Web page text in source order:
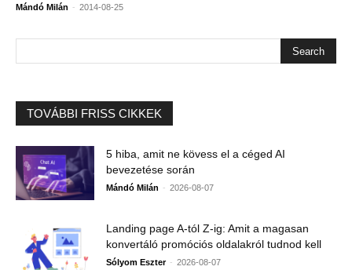
Mándó Milán - 2014-08-25
TOVÁBBI FRISS CIKKEK
5 hiba, amit ne kövess el a céged AI
bevezetése során
Mándó Milán - 2026-08-07
Landing page A-tól Z-ig: Amit a magasan
konvertáló promóciós oldalakról tudnod kell
Sólyom Eszter - 2026-08-07